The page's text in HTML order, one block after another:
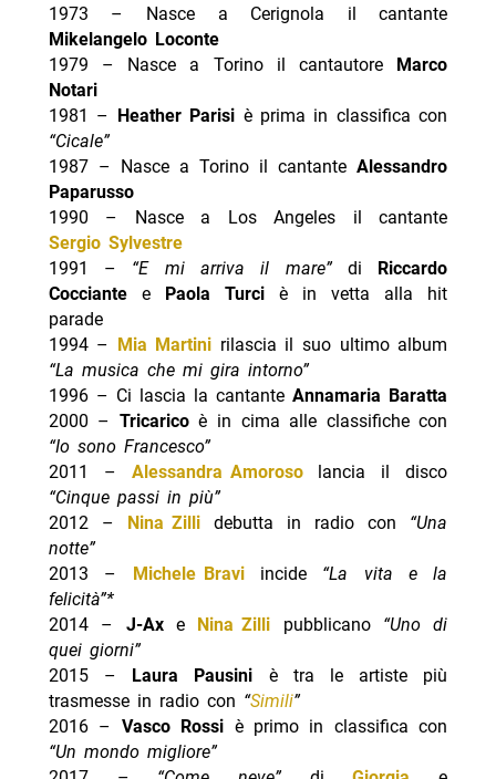
1973 – Nasce a Cerignola il cantante
Mikelangelo Loconte
1979 – Nasce a Torino il cantautore Marco
Notari
1981 – Heather Parisi è prima in classifica con
“Cicale”
1987 – Nasce a Torino il cantanteAlessandro
Paparusso
1990 – Nasce a Los Angeles il cantante
Sergio Sylvestre
1991 – “E mi arriva il mare”di Riccardo
Cocciantee Paola Turciè in vetta alla hit
parade
1994 – Mia Martini rilascia il suo ultimo album
“La musica che mi gira intorno”
1996 – Ci lascia la cantante Annamaria Baratta
2000 – Tricaricoè in cima alle classifiche con
“Io sono Francesco”
2011 – Alessandra Amorosolancia il disco
“Cinque passi in più”
2012 – Nina Zillidebutta in radio con “Una
notte”
2013 – Michele Braviincide“La vita e la
felicità”*
2014 – J-Axe Nina Zilli pubblicano “Uno di
quei giorni”
2015 – Laura Pausini è tra le artiste più
trasmesse in radio con “Simili”
2016 – Vasco Rossi è primo in classifica con
“Un mondo migliore”